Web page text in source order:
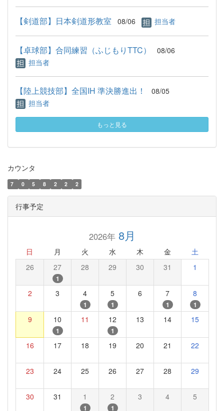
【剣道部】日本剣道形教室 08/06 担当者
【卓球部】合同練習（ふじもりTTC）
08/06
担当者
【陸上競技部】全国IH 準決勝進出！
08/05
担当者
もっと見る
カウンタ
7 0 5 8 2 2 2
行事予定
2026年8月
日 月 火 水 木 金 土
26 27
1
28 29 30 31 1
2 3 4
1
5
1
6 7
1
8
1
9 10
1
11 12
1
13 14 15
16 17 18 19 20 21 22
23 24 25 26 27 28 29
30 31 1
1
2
1
3 4 5